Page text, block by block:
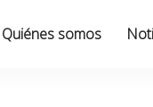
Quiénes somos